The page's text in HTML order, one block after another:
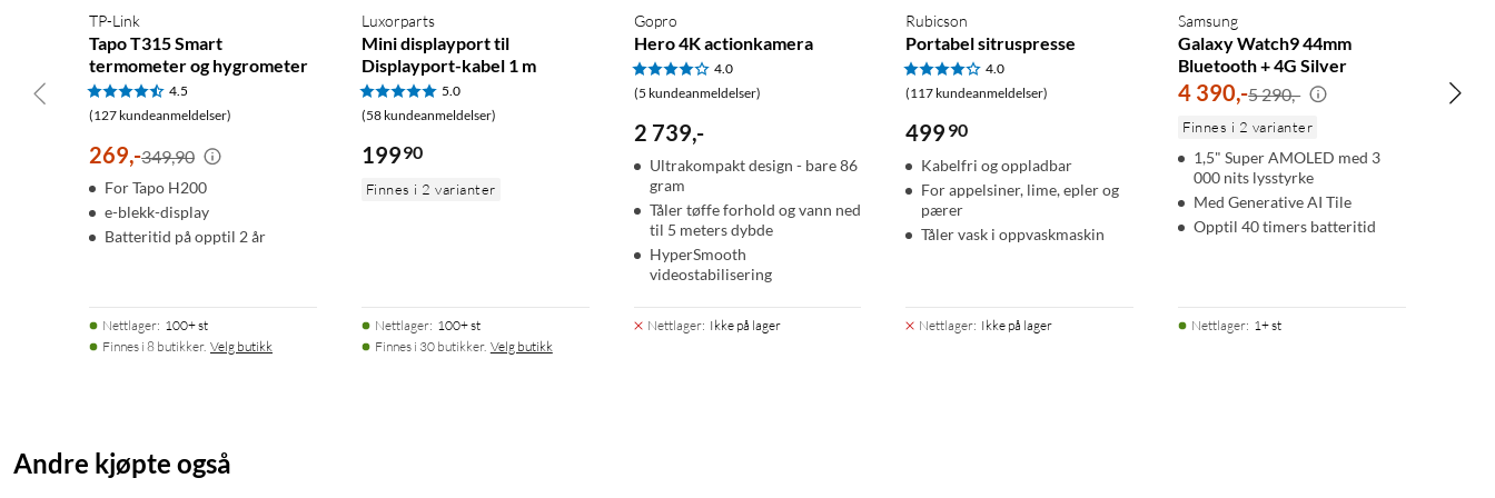
TP-Link
Tapo T315 Smart
termometer og hygrometer
4.5
(127 kundeanmeldelser)
269,-349,90
For Tapo H200
e-blekk-display
Batteritid på opptil 2 år
Nettlager: 100+ st
Finnes i 8 butikker. Velg butikk
Luxorparts
Mini displayport til
Displayport-kabel 1 m
5.0
(58 kundeanmeldelser)
19990
Finnes i 2 varianter
Nettlager: 100+ st
Finnes i 30 butikker. Velg butikk
Gopro
Hero 4K actionkamera
4.0
(5 kundeanmeldelser)
2 739,-
Ultrakompakt design - bare 86
gram
Tåler tøffe forhold og vann ned
til 5 meters dybde
HyperSmooth
videostabilisering
Nettlager: Ikke på lager
Rubicson
Portabel sitruspresse
4.0
(117 kundeanmeldelser)
499 90
Kabelfri og oppladbar
For appelsiner, lime, epler og
pærer
Tåler vask i oppvaskmaskin
Nettlager: Ikke på lager
Samsung
Galaxy Watch9 44mm
Bluetooth + 4G Silver
4 390,-5 290,-
Finnes i 2 varianter
1,5" Super AMOLED med 3
000 nits lysstyrke
Med Generative AI Tile
Opptil 40 timers batteritid
Nettlager: 1+ st
Andre kjøpte også